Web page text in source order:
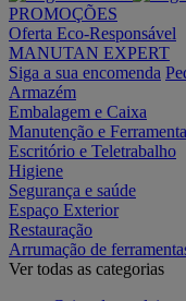
PROMOÇÕES
Oferta Eco-Responsável
MANUTAN EXPERT
Siga a sua encomenda
Armazém
Embalagem e Caixa
Manutenção e
Escritório e Teletrabalho
Higiene
Segurança e saúde
Espaço Exterior
Restauração
Arrumação de
Ver todas as categorias